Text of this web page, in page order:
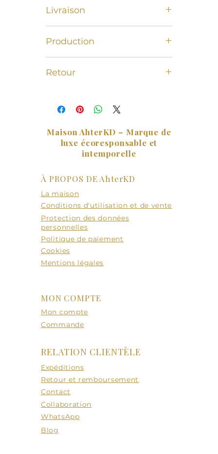
Livraison
Livraison a domicile sous 2 à 5
Production
à 5 jours après commande, puis
écologique.
Retour
sous 30 jours à compter de la date
de réception de votre commande.
Maison AhterKD – Marque de
luxe écoresponsable et
intemporelle
À PROPOS DE AhterKD
La maison
Conditions d'utilisation et de vente
Protection des données
personnelles
Politique de paiement
Cookies
Mentions légales
MON COMPTE
Mon compte
Commande
RELATION CLIENTÈLE
Expéditions
Retour et remboursement
Contact
Collaboration
WhatsApp
Blog